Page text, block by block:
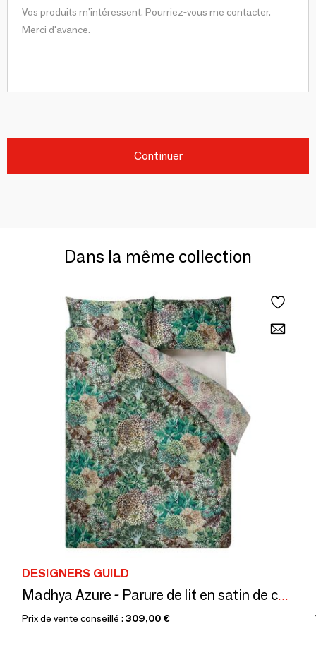
Continuer
Dans la même collection
DESIGNERS GUILD
Madhya Azure - Parure de lit en satin de coton
Prix de vente conseillé : 309,00 €